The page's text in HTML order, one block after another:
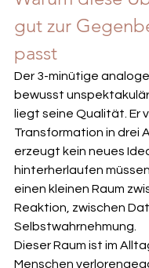
gut zur
passt
Der 3-minütige
bewusst
liegt seine Qualität. Er
Transformation in drei
erzeugt kein neues
hinterherlaufen
einen kleinen Raum
Reaktion, zwischen
Selbstwahrnehmung.
Dieser Raum ist im
Menschen